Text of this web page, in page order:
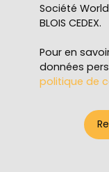
Société
BLOIS CEDEX.
Pour en
données
politique de